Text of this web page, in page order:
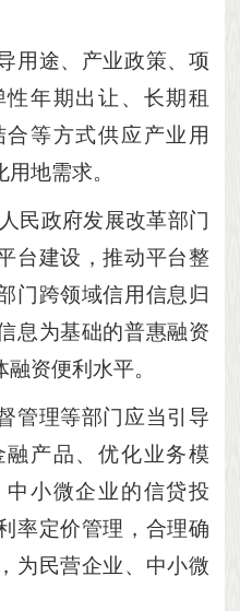
途、产业政策、项
年期出让、长期租
等方式供应产业用
地需求。
民政府发展改革部门
台建设，推动平台整
门跨领域信用信息归
息为基础的普惠融资
资便利水平。
理等部门应当引导
产品、优化业务模
小微企业的信贷投
率定价管理，合理确
为民营企业、中小微